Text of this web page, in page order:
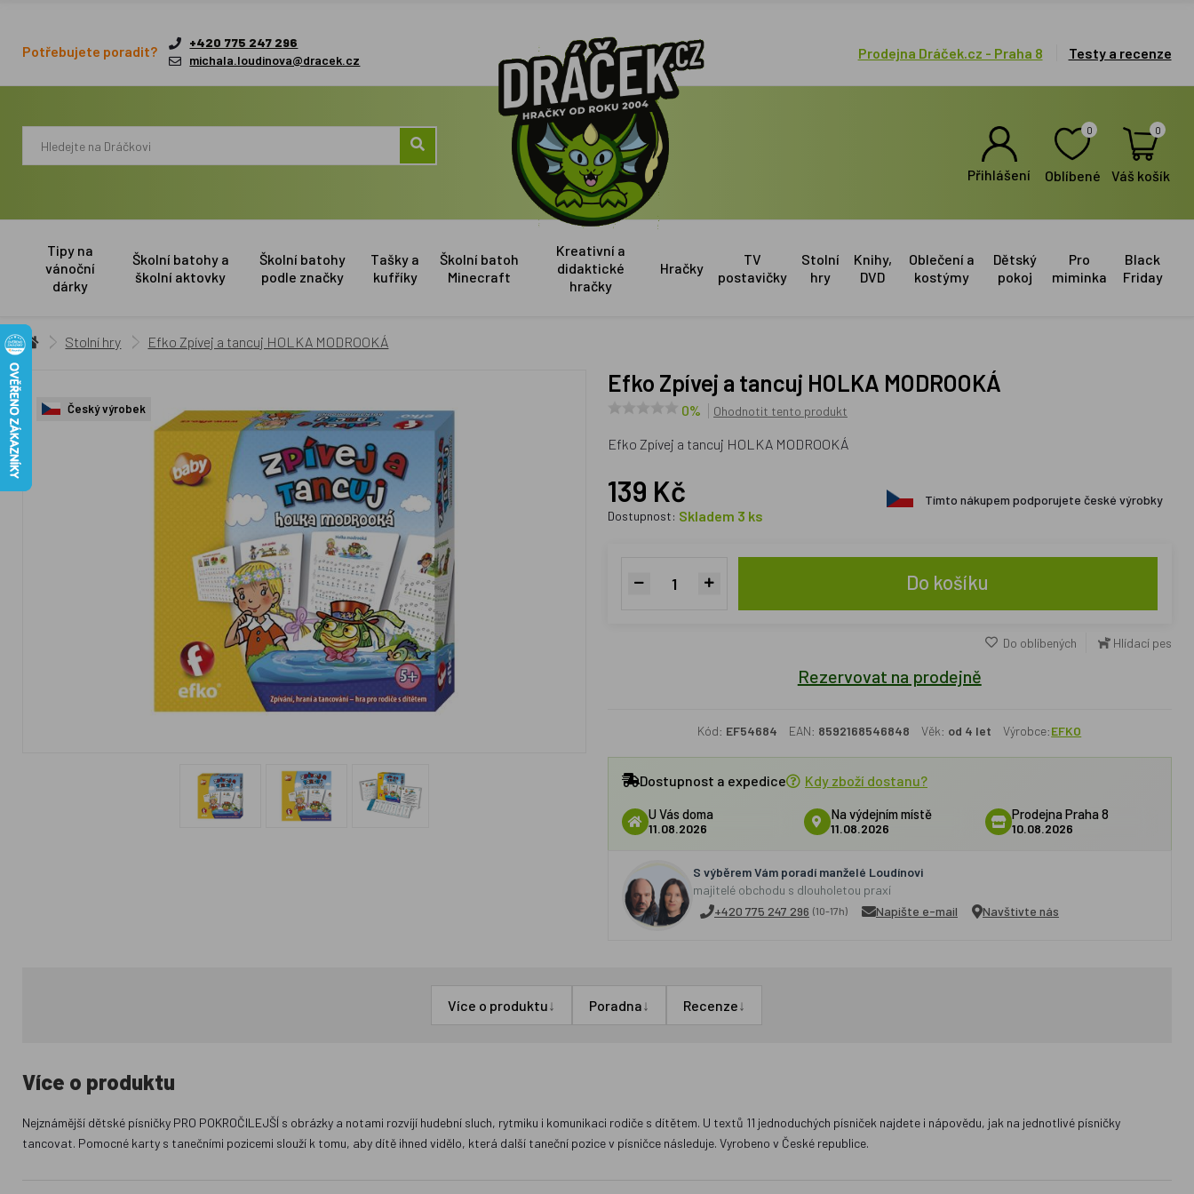
Potřebujete poradit?
+420 775 247 296
michala.loudinova@dracek.cz
Prodejna Dráček.cz - Praha 8 Testy a recenze
Přihlášení
0
Oblíbené
0
Váš košík
Tipy na
vánoční
dárky
Školní batohy a
školní aktovky
Školní batohy
podle značky
Tašky a
kufříky
Školní batoh
Minecraft
Kreativní a
didaktické
hračky
Hračky
TV
postavičky
Stolní
hry
Knihy,
DVD
Oblečení a
kostýmy
Dětský
pokoj
Pro
miminka
Black
Friday
Stolní hry Efko Zpívej a tancuj HOLKA MODROOKÁ
Český výrobek
Efko Zpívej a tancuj HOLKA MODROOKÁ
0% Ohodnotit tento produkt
Efko Zpívej a tancuj HOLKA MODROOKÁ
139 Kč
Dostupnost: Skladem 3 ks
Tímto nákupem podporujete české výrobky
Do košíku
Do oblíbených Hlídací pes
Rezervovat na prodejně
Kód: EF54684 EAN: 8592168546848 Věk: od 4 let Výrobce:EFKO
Dostupnost a expedice Kdy zboží dostanu?
U Vás doma
11.08.2026
Na výdejním místě
11.08.2026
Prodejna Praha 8
10.08.2026
S výběrem Vám poradí manželé Loudínovi
majitelé obchodu s dlouholetou praxí
+420 775 247 296 (10-17h) Napište e-mail Navštivte nás
Více o produktu↓ Poradna↓ Recenze↓
Více o produktu
Nejznámější dětské písničky PRO POKROČILEJŠÍ s obrázky a notami rozvíjí hudební sluch, rytmiku i komunikaci rodiče s dítětem. U textů 11 jednoduchých písniček najdete i nápovědu, jak na jednotlivé písničky
tancovat. Pomocné karty s tanečními pozicemi slouží k tomu, aby dítě ihned vidělo, která další taneční pozice v písničce následuje. Vyrobeno v České republice.